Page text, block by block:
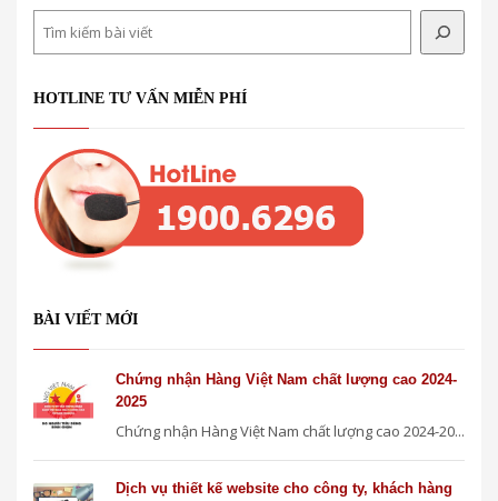
HOTLINE TƯ VẤN MIỄN PHÍ
BÀI VIẾT MỚI
Chứng nhận Hàng Việt Nam chất lượng cao 2024-
2025
Chứng nhận Hàng Việt Nam chất lượng cao 2024-20...
Dịch vụ thiết kế website cho công ty, khách hàng